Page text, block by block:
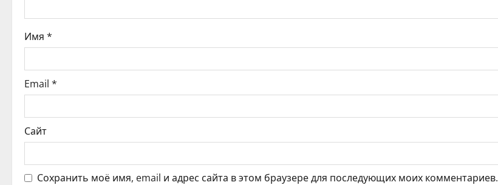
з
а
п
и
с
я
м
Имя *
Email *
Сайт
Сохранить моё имя, email и адрес сайта в этом браузере для последующих моих комментариев.